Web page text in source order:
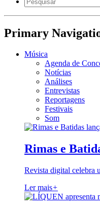
Primary
Música
Agenda de
Notícias
Análises
Entrevistas
Reportagens
Festivais
Som
Rimas e
Revista digital celebra
Ler mais+